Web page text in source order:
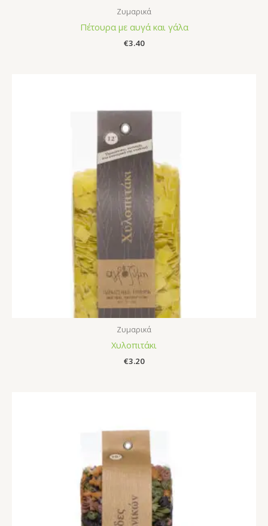
Ζυμαρικά
Πέτουρα με αυγά και γάλα
€3.40
Ζυμαρικά
Χυλοπιτάκι
€3.20